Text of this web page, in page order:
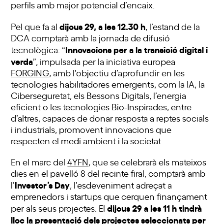
perfils amb major potencial d’encaix.
Pel que fa aldijous 29, a les 12.30 h , l’estand de la
DCA comptarà amb la jornada de difusió
tecnològica: “Innovacions per a la transició digital i
verda”, impulsada per la iniciativa europea
FORGING , amb l’objectiu d’aprofundir en les
tecnologies habilitadores emergents, com la IA, la
Ciberseguretat, els Bessons Digitals, l’energia
eficient o les tecnologies Bio-Inspirades, entre
d’altres, capaces de donar resposta a reptes socials
i industrials, promovent innovacions que
respecten el medi ambient i la societat.
En el marc del4YFN , que se celebrarà els mateixos
dies en el pavelló 8 del recinte firal, comptarà amb
l’Investor’s Day , l’esdeveniment adreçat a
emprenedors i startups que cerquen finançament
per als seus projectes. Eldijous 29 a les 11 h tindrà
lloc la presentació dels projectes seleccionats per